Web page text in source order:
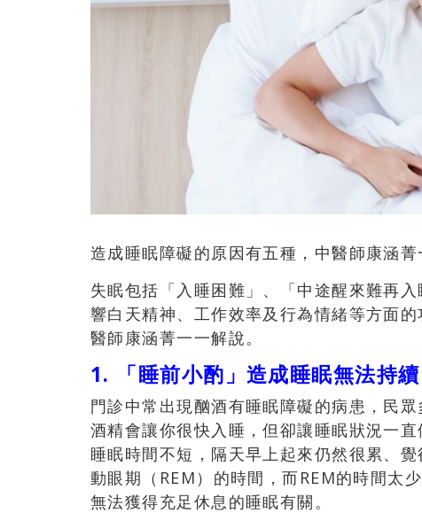
造成睡眠障礙的原因有五種，中醫師康涵菁
失眠包括「入睡困難」、「中途醒來難再
響白天精神、工作效率及行為情緒等方面
醫師康涵菁一一解說。
1. 「睡前小酌」造成睡眠無法持續
門診中常出現酗酒有睡眠障礙的病患，民
酒精會讓你很快入睡，但卻讓睡眠狀況一
睡眠時間不短，隔天早上起來仍然很累、
動眼期（REM）的時間，而REM的時間太
無法獲得充足休息的睡眠有關。